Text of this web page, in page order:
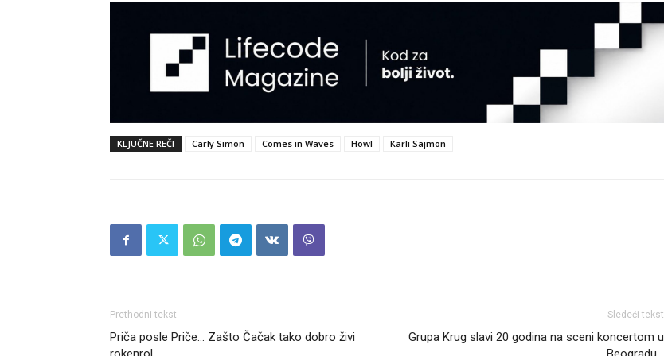
KLJUČNE REČI Carly Simon Comes in Waves Howl Karli Sajmon
Prethodni tekst
Priča posle Priče… Zašto Čačak tako dobro živi
Sledeći tekst
Grupa Krug slavi 20 godina na sceni koncertom u